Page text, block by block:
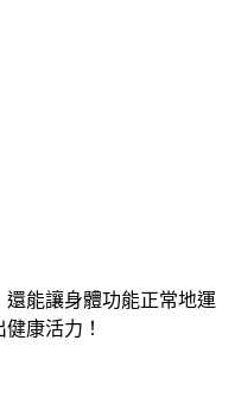
能讓身體功能正常地運
康活力！